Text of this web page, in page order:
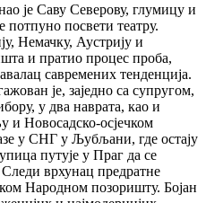
је Саву Северову, глумицу и
потпуно посвети театру.
Немачку, Аустрију и
и пратио процес проба,
савремених тенденција.
је, заједно са супругом,
у два наврата, као и
Новосадско-осјечком
у СНГ у Љубљани, где остају
путује у Праг да се
врхунац предратне
Народном позоришту. Бојан